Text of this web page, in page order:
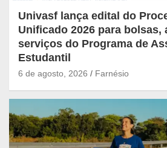
Univasf lança edital do
Unificado 2026 para bolsas,
serviços do Programa de
Estudantil
6 de agosto, 2026 Farnésio